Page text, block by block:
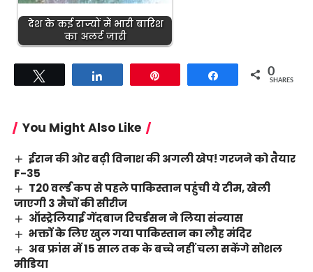
देश के कई राज्यों में भारी बारिश
का अलर्ट जारी
Share 0
SHARES
You Might Also Like
ईरान की ओर बढ़ी विनाश की अगली खेप! गरजने को तैयार
F-35
T20 वर्ल्ड कप से पहले पाकिस्तान पहुंची ये टीम, खेली
जाएगी 3 मैचों की सीरीज
ऑस्ट्रेलियाई गेंदबाज रिचर्डसन ने लिया संन्यास
भक्तों के लिए खुल गया पाकिस्तान का लौह मंदिर
अब फ्रांस में 15 साल तक के बच्चे नहीं चला सकेंगे सोशल
मीडिया